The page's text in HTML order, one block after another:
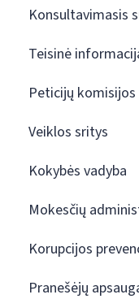
Konsultavimasis
Teisinė
Peticijų komisijos
Veiklos sritys
Kokybės vadyba
Mokesčių
Korupcijos
Pranešėjų